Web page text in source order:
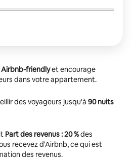
Airbnb-friendlyet encourage
dans votre appartement.
des voyageurs jusqu'à 90 nuits
Part des revenus : 20 %des
recevez d'Airbnb, ce qui est
des revenus.